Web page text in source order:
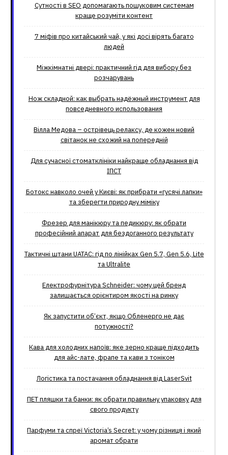
Сутності в SEO допомагають пошуковим системам
краще розуміти контент
7 міфів про китайський чай, у які досі вірять багато
людей
Міжкімнатні двері: практичний гід для вибору без
розчарувань
Нож складной: как выбрать надёжный инструмент для
повседневного использования
Вілла Медова – острівець релаксу, де кожен новий
світанок не схожий на попередній
Для сучасної стоматклініки найкраще обладнання від
ІПСТ
Ботокс навколо очей у Києві: як прибрати «гусячі лапки»
та зберегти природну міміку
Фрезер для манікюру та педикюру: як обрати
професійний апарат для бездоганного результату
Тактичні штани UATAC: гід по лінійках Gen 5.7, Gen 5.6, Lite
та Ultralite
Електрофурнітура Schneider: чому цей бренд
залишається орієнтиром якості на ринку
Як запустити об’єкт, якщо Обленерго не дає
потужності?
Кава для холодних напоїв: яке зерно краще підходить
для айс-лате, фрапе та кави з тоніком
Логістика та постачання обладнання від LaserSvit
ПЕТ пляшки та банки: як обрати правильну упаковку для
свого продукту
Парфуми та спреї Victoria’s Secret: у чому різниця і який
аромат обрати